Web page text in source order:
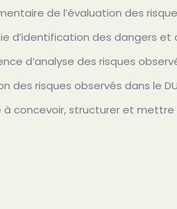
de l’évaluation des
d’identification des dangers et
d’analyse des risques
des risques observés dans le
concevoir, structurer et